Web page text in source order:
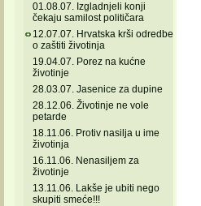
01.08.07. Izgladnjeli konji
čekaju samilost političara
12.07.07. Hrvatska krši odredbe
o zaštiti životinja
19.04.07. Porez na kućne
životinje
28.03.07. Jasenice za dupine
28.12.06. Životinje ne vole
petarde
18.11.06. Protiv nasilja u ime
životinja
16.11.06. Nenasiljem za
životinje
13.11.06. Lakše je ubiti nego
skupiti smeće!!!